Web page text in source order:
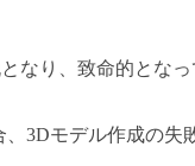
なり、致命的とな
3Dモデル作成の失